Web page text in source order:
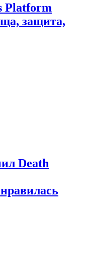
Platform
защита,
Death